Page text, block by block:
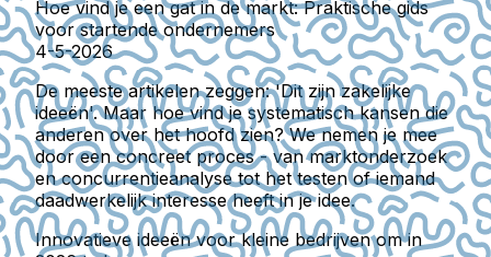
Hoe vind je een gat in de markt: Praktische gids
voor startende ondernemers
4-5-2026
De meeste artikelen zeggen: 'Dit zijn zakelijke
ideeën'. Maar hoe vind je systematisch kansen die
anderen over het hoofd zien? We nemen je mee
door een concreet proces - van marktonderzoek
en concurrentieanalyse tot het testen of iemand
daadwerkelijk interesse heeft in je idee.
Innovatieve ideeën voor kleine bedrijven om in